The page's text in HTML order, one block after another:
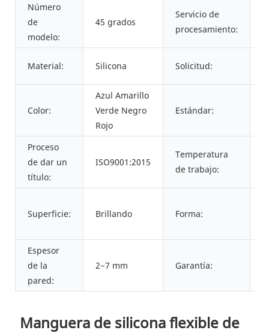
Número
de
modelo:
45 grados
Servicio de
procesamiento:
Material: Silicona Solicitud:
Color:
Azul Amarillo
Verde Negro
Rojo
Estándar:
Proceso
de dar un
título:
ISO9001:2015
Temperatura
de trabajo:
Superficie: Brillando Forma:
Espesor
de la
pared:
2~7 mm Garantía:
Manguera de silicona flexible de